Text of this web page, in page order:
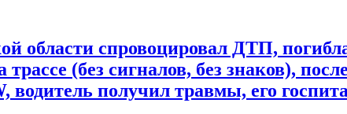
области спровоцировал ДТП,
(без сигналов, без знаков),
водитель получил травмы, его